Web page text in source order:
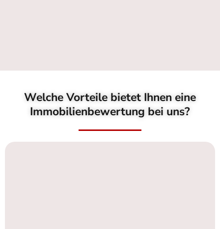
Welche Vorteile bietet Ihnen eine
Immobilienbewertung bei uns?